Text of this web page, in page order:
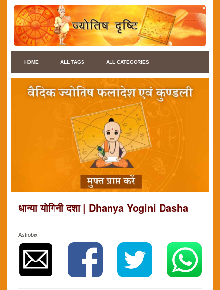
HOME ALL TAGS ALL CATEGORIES
धान्या योगिनी दशा | Dhanya Yogini Dasha
Astrobix |